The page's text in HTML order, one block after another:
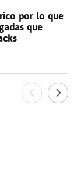
por lo que
que